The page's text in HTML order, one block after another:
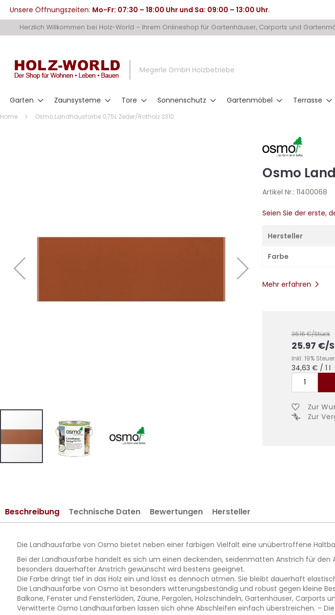
Unsere Öffnungszeiten: Mo-Fr: 07:30 – 18:00 Uhr und Sa: 09:00 – 13:00 Uhr.
zum
Herzlich Willkommen bei Holz-World – Ihrem Onlineshop für Gartenhäuser, Carports und
Megerle GmbH Holzbetriebe
Garten Zaunsysteme Tore Sonnenschutz Gartenmöbel Terrasse
Home Osmo Landhausfarbe 0,75L Zeder/Rotholz 2310
Bildergalerie
springen
Osmo
Artikel Nr.: 11400068
Seien Sie der erste,
Hersteller
Farbe
Mehr erfahren
36.16€/Stück
25.97 €/
Inkl. 19%
34,63 € / 1 l
Zur
Zur
Beschreibung
Die Landhausfarbe von Osmo bietet neben einer farbigen Vielfalt eine unübertroffene
Bei der Landhausfarbe handelt es sich um einen deckenden, seidenmatten Anstrich für
besonders dauerhafter Anstrich gewünscht wird bestens geeignet.
Die Farbe dringt tief in das Holz ein und lässt es dennoch atmen. Sie bleibt dauerhaft
Die Landhausfarbe von Osmo ist besonders witterungsbeständig und robust gegen kleine
Balkone, Fenster und Fensterläden, Zäune, Pergolen, Holzschindeln, Gartenhäuser, Carports
Verwitterte Osmo Landhausfarben lassen sich ohne Abschleifen einfach überstreichen. –
Technische Daten Bewertungen Hersteller